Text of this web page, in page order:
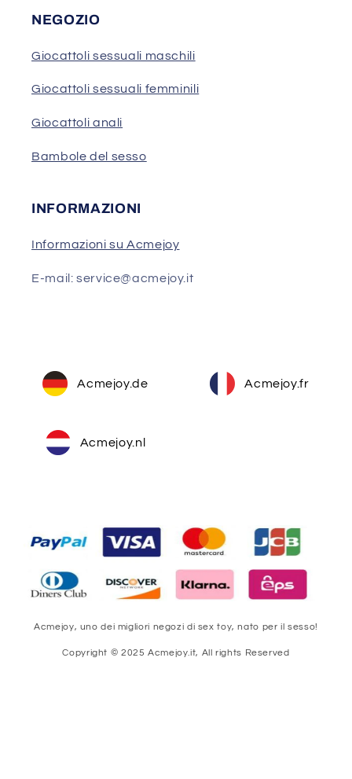
NEGOZIO
Giocattoli sessuali maschili
Giocattoli sessuali femminili
Giocattoli anali
Bambole del sesso
INFORMAZIONI
Informazioni su Acmejoy
E-mail: service@acmejoy.it
Acmejoy.de Acmejoy.fr
Acmejoy.nl
Acmejoy, uno dei migliori negozi di sex toy, nato per il sesso!
Copyright © 2025 Acmejoy.it, All rights Reserved